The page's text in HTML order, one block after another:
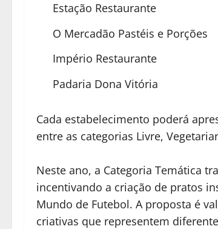
Estação Restaurante
O Mercadão Pastéis e Porções
Império Restaurante
Padaria Dona Vitória
Cada estabelecimento poderá
entre as categorias Livre,
Neste ano, a Categoria Temática
incentivando a criação de pratos
Mundo de Futebol. A proposta é
criativas que representem